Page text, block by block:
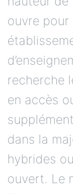
ouvre pour
recherche
en accès
dans la
hybrides
ouvert. Le
l’Abes